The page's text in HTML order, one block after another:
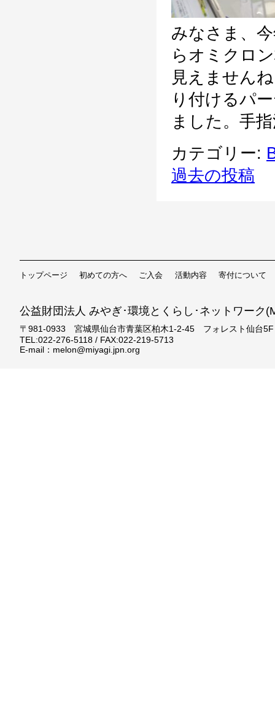
みなさま、
らオミクロ
見えません
り付けるパ
ました。手
カテゴリー:
投稿ナビゲー
過去の投稿
トップページ 初めての方へ ご入会 活動内容 寄付について
公益財団法人 みやぎ･環境とくらし･ネットワーク
〒981-0933 宮城県仙台市青葉区柏木1-2-45 フォレスト仙台5F
TEL:022-276-5118 / FAX:022-219-5713
E-mail：melon@miyagi.jpn.org